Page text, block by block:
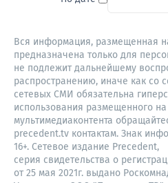
Вся информация, размещенная
предназначена только для
не подлежит дальнейшему
распространению, иначе как со
сетевых СМИ обязательна
использования размещенного на
мультимедиаконтента
precedent.tv контактам. Знак
16+. Сетевое издание Precedent,
серия свидетельства о
от 25 мая 2021г. выдано